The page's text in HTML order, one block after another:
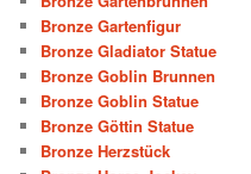
Bronze Gartenfigur
Bronze Gladiator Statue
Bronze Goblin Brunnen
Bronze Goblin Statue
Bronze Göttin Statue
Bronze Herzstück